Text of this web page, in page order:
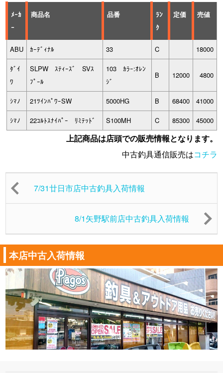
ﾒｰｶ
ｰ
商品名 品番
ﾗﾝ
ｸ
定価 売値
ABU ｶｰﾃﾞｨﾅﾙ 33 C 18000
ﾀﾞｲ
ﾜ
SLPW ｽﾃｨｰｽﾞ SVｽ
ﾌﾟｰﾙ
103 ｶﾗｰ:ｵﾚﾝ
ｼﾞ
B 12000 4800
ｼﾏﾉ 21ﾂｲﾝﾊﾟﾜｰSW 5000HG B 68400 41000
ｼﾏﾉ 22ｺﾙﾄｽﾅｲﾊﾟｰ ﾘﾐﾃｯﾄﾞ S100MH C 85300 45000
上記商品は店頭での販売情報となります。
中古釣具通信販売はコチラ
7/31廿日市店中古釣具入荷情報
8/1矢野駅前店中古釣具入荷情報
本店中古入荷情報